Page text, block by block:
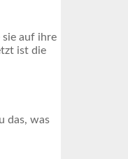
sie auf ihre
ist die
das, was